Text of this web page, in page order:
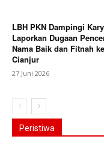
LBH PKN Dampingi
Laporkan Dugaan
Nama Baik dan Fitnah
Cianjur
27 Juni 2026
Peristiwa